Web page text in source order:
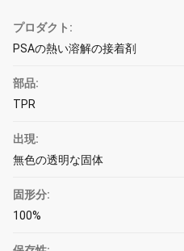
プロダクト:
PSAの熱い溶解の接着剤
部品:
TPR
出現:
無色の透明な固体
固形分:
100%